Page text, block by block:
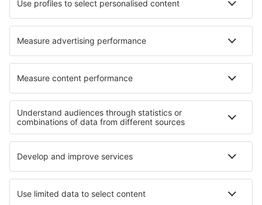
Vitoria-Gasteiz Airport (VIT)
Zaragoza Airport (ZAZ)